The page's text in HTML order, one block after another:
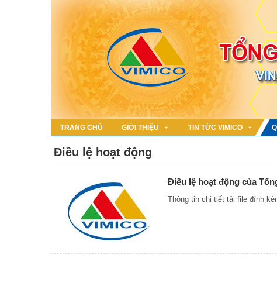
TRANG CHỦ GIỚI THIỆU TIN TỨC VIMICO
Điều lệ hoạt động
Điều lệ hoạt động của
Thông tin chi tiết tải file đính